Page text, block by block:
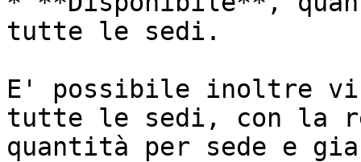
tutte le sedi.
E' possibile inoltre
tutte le sedi, con la
quantità per sede e